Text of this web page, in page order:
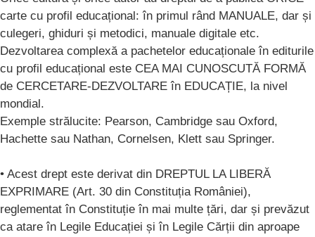
carte cu profil educațional: în primul rând MANUALE, dar și
culegeri, ghiduri și metodici, manuale digitale etc.
Dezvoltarea complexă a pachetelor educaționale în editurile
cu profil educațional este CEA MAI CUNOSCUTĂ FORMĂ
de CERCETARE-DEZVOLTARE în EDUCAȚIE, la nivel
mondial.
Exemple strălucite: Pearson, Cambridge sau Oxford,
Hachette sau Nathan, Cornelsen, Klett sau Springer.
• Acest drept este derivat din DREPTUL LA LIBERĂ
EXPRIMARE (Art. 30 din Constituția României),
reglementat în Constituție în mai multe țări, dar și prevăzut
ca atare în Legile Educației și în Legile Cărții din aproape